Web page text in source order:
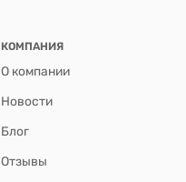
КОМПАНИЯ
О компании
Новости
Блог
Отзывы